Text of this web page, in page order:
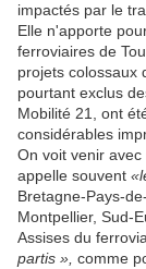
impactés par le
Elle n'apporte
ferroviaires de
projets colossaux
pourtant exclus
Mobilité 21, ont
considérables
On voit venir
appelle souvent
Bretagne-Pays-
Montpellier, Sud-
Assises du
partis », comme